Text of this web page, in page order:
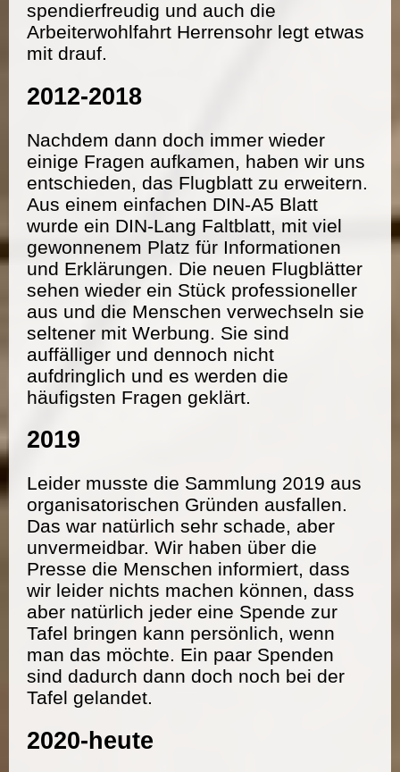
spendierfreudig und auch die
Arbeiterwohlfahrt Herrensohr legt etwas
mit drauf.
2012-2018
Nachdem dann doch immer wieder
einige Fragen aufkamen, haben wir uns
entschieden, das Flugblatt zu erweitern.
Aus einem einfachen DIN-A5 Blatt
wurde ein DIN-Lang Faltblatt, mit viel
gewonnenem Platz für Informationen
und Erklärungen. Die neuen Flugblätter
sehen wieder ein Stück professioneller
aus und die Menschen verwechseln sie
seltener mit Werbung. Sie sind
auffälliger und dennoch nicht
aufdringlich und es werden die
häufigsten Fragen geklärt.
2019
Leider musste die Sammlung 2019 aus
organisatorischen Gründen ausfallen.
Das war natürlich sehr schade, aber
unvermeidbar. Wir haben über die
Presse die Menschen informiert, dass
wir leider nichts machen können, dass
aber natürlich jeder eine Spende zur
Tafel bringen kann persönlich, wenn
man das möchte. Ein paar Spenden
sind dadurch dann doch noch bei der
Tafel gelandet.
2020-heute